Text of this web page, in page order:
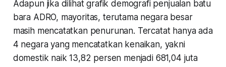
Adapun jika dilihat grafik demografi penjualan batu
bara ADRO, mayoritas, terutama negara besar
masih mencatatkan penurunan. Tercatat hanya ada
4 negara yang mencatatkan kenaikan, yakni
domestik naik 13,82 persen menjadi 681,04 juta